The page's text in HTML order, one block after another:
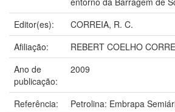
Editor(es):
CORREIA, R. C.
Afiliação:
REBERT COELHO
Ano de
publicação:
2009
Referência:
Petrolina: Embrapa